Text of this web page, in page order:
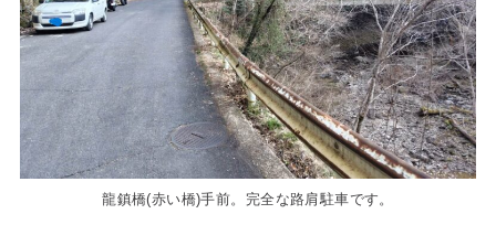
龍鎮橋(赤い橋)手前。完全な路肩駐車です。